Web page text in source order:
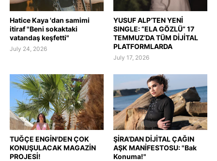
Hatice Kaya 'dan samimi
itiraf "Beni sokaktaki
vatandaş keşfetti"
July 24, 2026
YUSUF ALP’TEN YENİ
SINGLE: “ELA GÖZLÜ” 17
TEMMUZ’DA TÜM DİJİTAL
PLATFORMLARDA
July 17, 2026
TUĞÇE ENGİN'DEN ÇOK
KONUŞULACAK MAGAZİN
PROJESİ!
ŞİRA’DAN DİJİTAL ÇAĞIN
AŞK MANİFESTOSU: "Bak
Konuma!"